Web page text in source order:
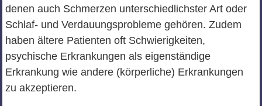
denen auch Schmerzen unterschiedlichster Art oder
Schlaf- und Verdauungsprobleme gehören. Zudem
haben ältere Patienten oft Schwierigkeiten,
psychische Erkrankungen als eigenständige
Erkrankung wie andere (körperliche) Erkrankungen
zu akzeptieren.